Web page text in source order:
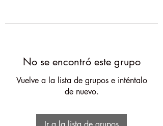
No se encontró este grupo
Vuelve a la lista de grupos e inténtalo
de nuevo.